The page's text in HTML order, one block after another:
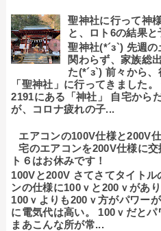
聖神社に行って神
と、ロト6の結果
聖神社(*´з`) 先週
関わらず、家族総
た(*´з`) 前々から
「聖神社」に行ってきました
2191にある「神社」 自宅から
が、コロナ疲れの子...
エアコンの100V仕様と200V
宅のエアコンを200V仕様に
ト６はお休みです！
100Vと200V さてさてタイト
ンの仕様に100ｖと200ｖがあ
100ｖよりも200ｖ方がパワー
に電気代は高い。 100ｖだとパ
まあこんな所が常...